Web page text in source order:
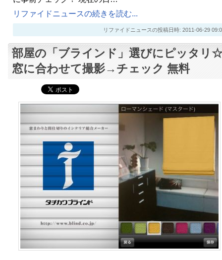
リファイドニュースの続きを読む...
リファイドニュースの投稿日時: 2011-06-29
部屋の「ブラインド」選びにピッタリ
窓に合わせて撮影→チェック 無料